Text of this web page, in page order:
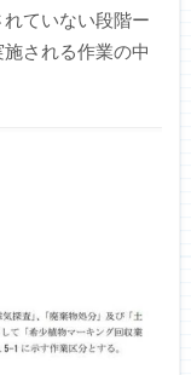
ていない段階ー
される作業の中